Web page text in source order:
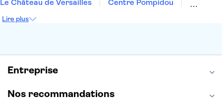
Le Château de Versailles
Centre Pompidou
La Chapelle Sixtine
Opéra Garnier
Lire plus
Entreprise
Nos recommandations